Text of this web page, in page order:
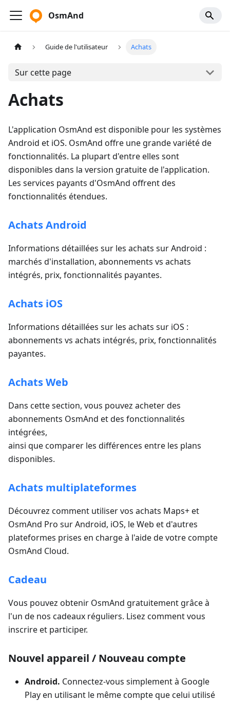
OsmAnd
Guide de l'utilisateur Achats
Sur cette page
Achats
L'application OsmAnd est disponible pour les systèmes
Android et iOS. OsmAnd offre une grande variété de
fonctionnalités. La plupart d'entre elles sont
disponibles dans la version gratuite de l'application.
Les services payants d'OsmAnd offrent des
fonctionnalités étendues.
Achats Android
Informations détaillées sur les achats sur Android :
marchés d'installation, abonnements vs achats
intégrés, prix, fonctionnalités payantes.
Achats iOS
Informations détaillées sur les achats sur iOS :
abonnements vs achats intégrés, prix, fonctionnalités
payantes.
Achats Web
Dans cette section, vous pouvez acheter des
abonnements OsmAnd et des fonctionnalités
intégrées,
ainsi que comparer les différences entre les plans
disponibles.
Achats multiplateformes
Découvrez comment utiliser vos achats Maps+ et
OsmAnd Pro sur Android, iOS, le Web et d'autres
plateformes prises en charge à l'aide de votre compte
OsmAnd Cloud.
Cadeau
Vous pouvez obtenir OsmAnd gratuitement grâce à
l'un de nos cadeaux réguliers. Lisez comment vous
inscrire et participer.
Nouvel appareil / Nouveau compte
Android. Connectez-vous simplement à Google
Play en utilisant le même compte que celui utilisé